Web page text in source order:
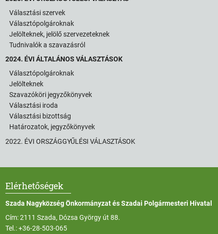
Választási szervek
Választópolgároknak
Jelölteknek, jelölő szervezeteknek
Tudnivalók a szavazásról
2024. ÉVI ÁLTALÁNOS VÁLASZTÁSOK
Választópolgároknak
Jelölteknek
Szavazóköri jegyzőkönyvek
Választási iroda
Választási bizottság
Határozatok, jegyzőkönyvek
2022. ÉVI ORSZÁGGYŰLÉSI VÁLASZTÁSOK
Elérhetőségek
Szada Nagyközség Önkormányzat és Szadai Polgármesteri Hivatal
Cím: 2111 Szada, Dózsa György út 88.
Tel.:+36-28-503-065